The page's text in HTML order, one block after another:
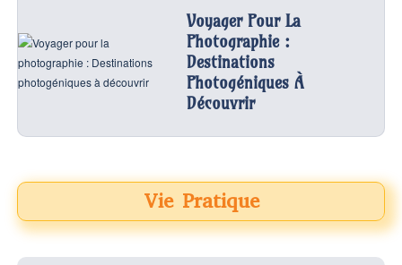
Voyager Pour La
Photographie :
Destinations
Photogéniques À
Découvrir
Vie Pratique